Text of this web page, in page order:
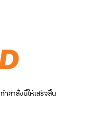
คำสั่งนี้ให้เสร็จสิ้น